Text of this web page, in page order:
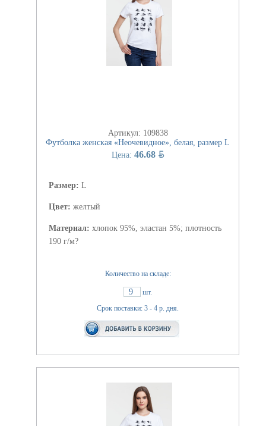
Артикул: 109838
Футболка женская «Неочевидное», белая, размер L
Цена: 46.68 BYN
Размер: L
Цвет: желтый
Материал: хлопок 95%, эластан 5%; плотность
190 г/м?
Количество на складе:
9
шт.
Срок поставки: 3 - 4 р. дня.